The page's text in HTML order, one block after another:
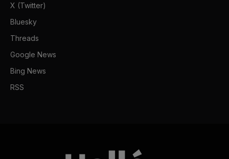
X (Twitter)
Bluesky
Threads
Google News
Bing News
RSS